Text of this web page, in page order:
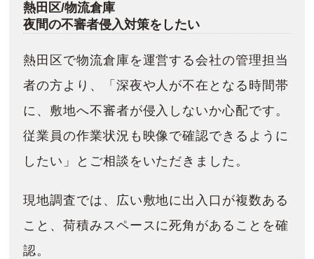
熱田区/物流倉庫
夜間の不審者侵入対策をしたい
熱田区で物流倉庫を運営する会社の管理担当
者の方より、「深夜や人が不在となる時間帯
に、敷地へ不審者が侵入しないか心配です。
従業員の作業状況も映像で確認できるように
したい」とご相談をいただきました。
現地調査では、広い敷地に出入口が複数ある
こと、荷積みスペースに死角があることを確
認。